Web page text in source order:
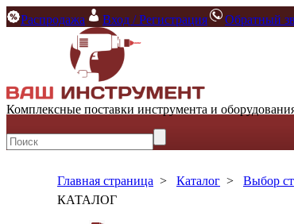
Распродажа Вход / Регистрация Обратный
Комплексные поставки инструмента и
Главная страница > Каталог > Выбор
КАТАЛОГ